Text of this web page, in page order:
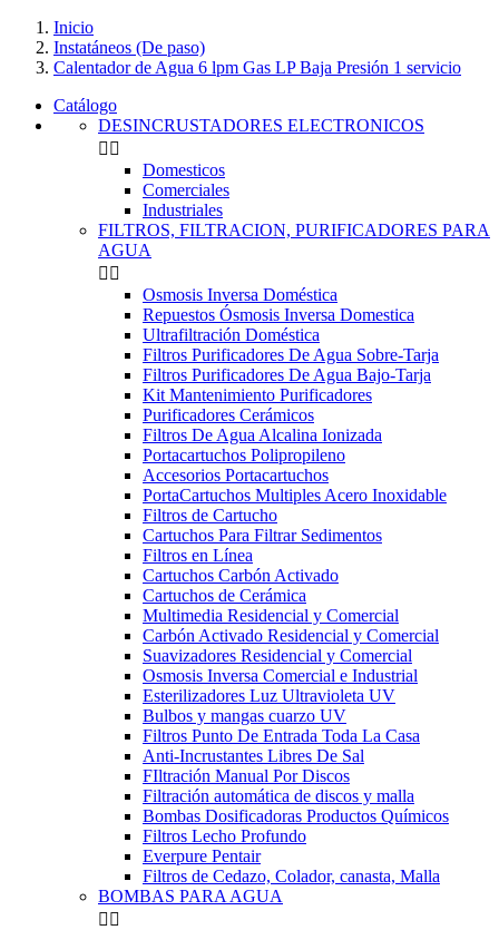
Inicio
Instatáneos (De paso)
Calentador de Agua 6 lpm Gas LP Baja Presión 1 servicio
Catálogo
DESINCRUSTADORES ELECTRONICOS
 
Domesticos
Comerciales
Industriales
FILTROS, FILTRACION, PURIFICADORES PARA
AGUA
 
Osmosis Inversa Doméstica
Repuestos Ósmosis Inversa Domestica
Ultrafiltración Doméstica
Filtros Purificadores De Agua Sobre-Tarja
Filtros Purificadores De Agua Bajo-Tarja
Kit Mantenimiento Purificadores
Purificadores Cerámicos
Filtros De Agua Alcalina Ionizada
Portacartuchos Polipropileno
Accesorios Portacartuchos
PortaCartuchos Multiples Acero Inoxidable
Filtros de Cartucho
Cartuchos Para Filtrar Sedimentos
Filtros en Línea
Cartuchos Carbón Activado
Cartuchos de Cerámica
Multimedia Residencial y Comercial
Carbón Activado Residencial y Comercial
Suavizadores Residencial y Comercial
Osmosis Inversa Comercial e Industrial
Esterilizadores Luz Ultravioleta UV
Bulbos y mangas cuarzo UV
Filtros Punto De Entrada Toda La Casa
Anti-Incrustantes Libres De Sal
FIltración Manual Por Discos
Filtración automática de discos y malla
Bombas Dosificadoras Productos Químicos
Filtros Lecho Profundo
Everpure Pentair
Filtros de Cedazo, Colador, canasta, Malla
BOMBAS PARA AGUA
 